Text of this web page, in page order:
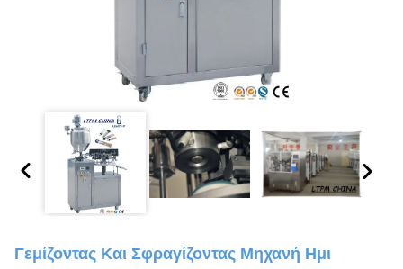
Γεμίζοντας Και Σφραγίζοντας Μηχανή Ημι